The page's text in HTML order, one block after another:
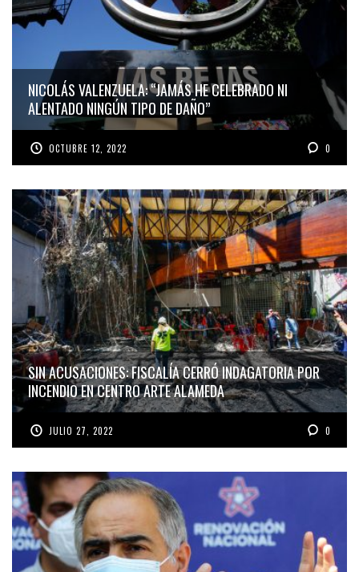
NICOLÁS VALENZUELA: “JAMÁS HE CELEBRADO NI
ALENTADO NINGÚN TIPO DE DAÑO”
OCTUBRE 12, 2022 0
SIN ACUSACIONES: FISCALÍA CERRÓ INDAGATORIA POR
INCENDIO EN CENTRO ARTE ALAMEDA
JULIO 27, 2022 0